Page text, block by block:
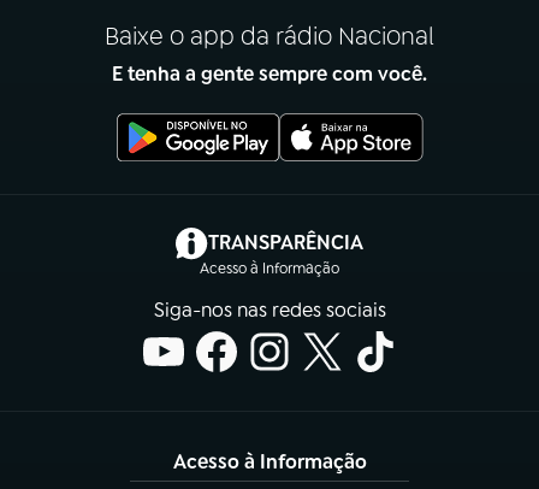
Baixe o app da rádio Nacional
E tenha a gente sempre com você.
TRANSPARÊNCIA
Acesso à Informação
(abre em nova aba)
Siga-nos nas redes sociais
Acesso à Informação